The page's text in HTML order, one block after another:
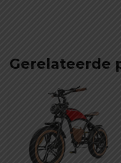
Gerelateerde